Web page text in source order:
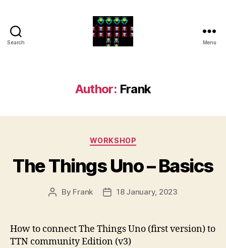
Search
projects
Menu
Author: Frank
Categories
WORKSHOP
The Things Uno – Basics
Post
By Frank
Post18 January, 2023
How to connect The Things Uno (first version) to
TTN community Edition (v3)